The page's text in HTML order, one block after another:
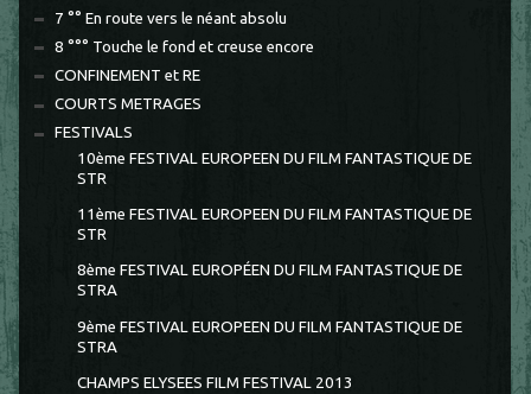
7 °° En route vers le néant absolu
8 °°° Touche le fond et creuse encore
CONFINEMENT et RE
COURTS METRAGES
FESTIVALS
10ème FESTIVAL EUROPEEN DU FILM FANTASTIQUE DE
STR
11ème FESTIVAL EUROPEEN DU FILM FANTASTIQUE DE
STR
8ème FESTIVAL EUROPÉEN DU FILM FANTASTIQUE DE
STRA
9ème FESTIVAL EUROPEEN DU FILM FANTASTIQUE DE
STRA
CHAMPS ELYSEES FILM FESTIVAL 2013